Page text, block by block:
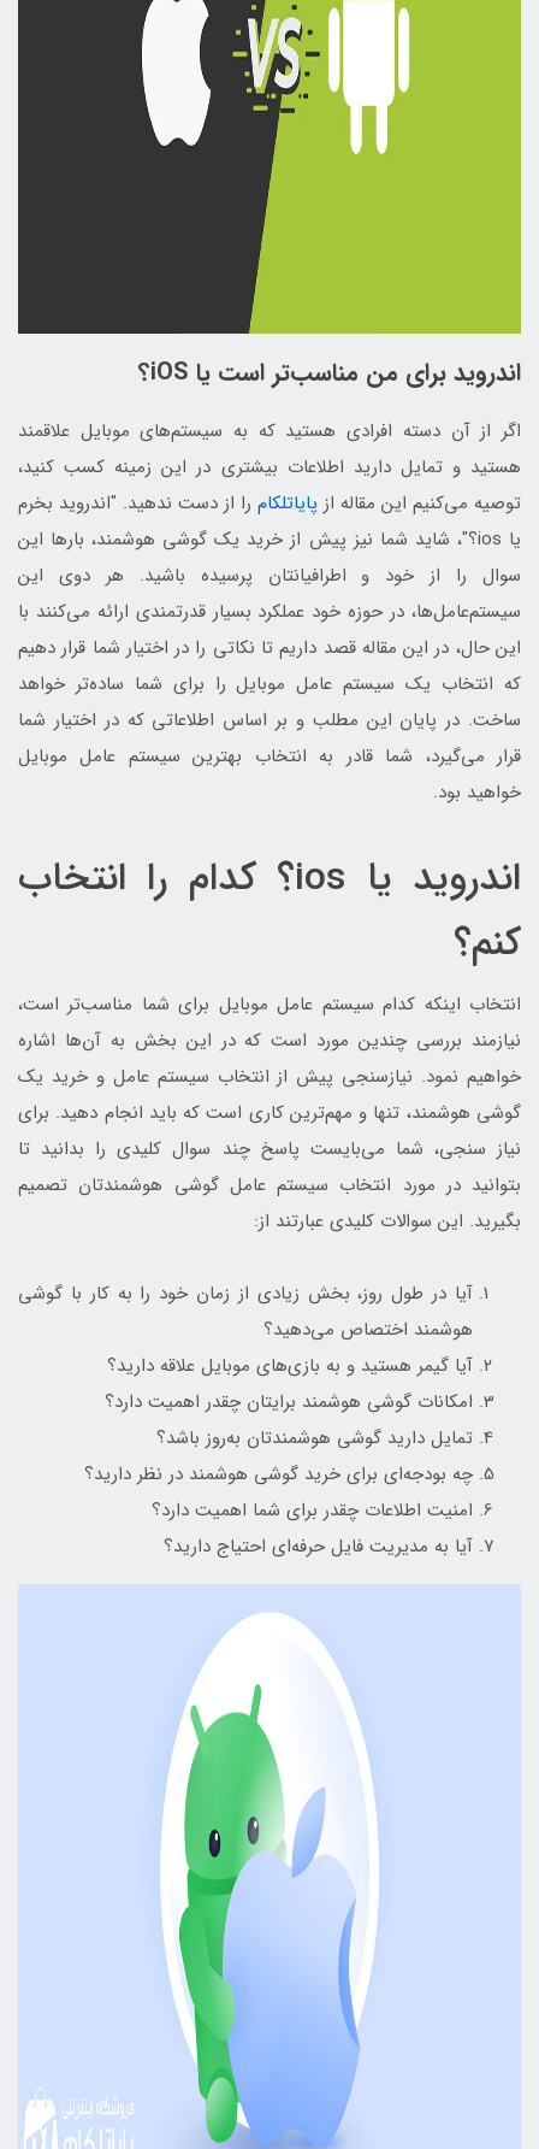
اندروید برای من مناسب‌تر است یا iOS؟
اگر از آن دسته افرادی هستید که به سیستم‌های موبایل علاقمند
هستید و تمایل دارید اطلاعات بیشتری در این زمینه کسب کنید،
توصیه می‌کنیم این مقاله از پایاتلکام را از دست ندهید. "اندروید بخرم
یا ios؟"، شاید شما نیز پیش از خرید یک گوشی هوشمند، بارها این
سوال را از خود و اطرافیانتان پرسیده باشید. هر دوی این
سیستم‌عامل‌ها، در حوزه خود عملکرد بسیار قدرتمندی ارائه می‎‌کنند با
این حال، در این مقاله قصد داریم تا نکاتی را در اختیار شما قرار دهیم
که انتخاب یک سیستم عامل موبایل را برای شما ساده‌تر خواهد
ساخت. در پایان این مطلب و بر اساس اطلاعاتی که در اختیار شما
قرار می‌گیرد، شما قادر به انتخاب بهترین سیستم عامل موبایل
خواهید بود.
اندروید یا ios؟ کدام را انتخاب
کنم؟
انتخاب اینکه کدام سیستم عامل موبایل برای شما مناسب‌تر است،
نیازمند بررسی چندین مورد است که در این بخش به آن‌ها اشاره
خواهیم نمود. نیازسنجی پیش از انتخاب سیستم عامل و خرید یک
گوشی هوشمند، تنها و مهم‌ترین کاری است که باید انجام دهید. برای
نیاز سنجی، شما می‌بایست پاسخ چند سوال کلیدی را بدانید تا
بتوانید در مورد انتخاب سیستم عامل گوشی هوشمندتان تصمیم
بگیرید. این سوالات کلیدی عبارتند از:
آیا در طول روز، بخش زیادی از زمان خود را به کار با گوشی
هوشمند اختصاص می‌دهید؟
آیا گیمر هستید و به بازی‌های موبایل علاقه دارید؟
امکانات گوشی هوشمند برایتان چقدر اهمیت دارد؟
تمایل دارید گوشی هوشمندتان به‌روز باشد؟
چه بودجه‌ای برای خرید گوشی هوشمند در نظر دارید؟
امنیت اطلاعات چقدر برای شما اهمیت دارد؟
آیا به مدیریت فایل حرفه‌ای احتیاج دارید؟